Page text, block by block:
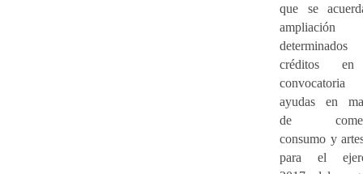
que se
determinados
créditos
ayudas en
de
consumo y
para el